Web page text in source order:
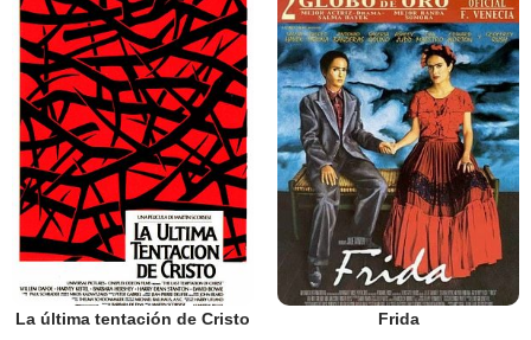
La última tentación de Cristo Frida